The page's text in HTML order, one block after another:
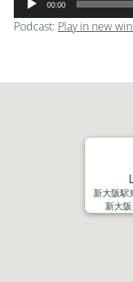
声
プ
ヤ
00:00
Podcast: Play in new
新大阪
新大